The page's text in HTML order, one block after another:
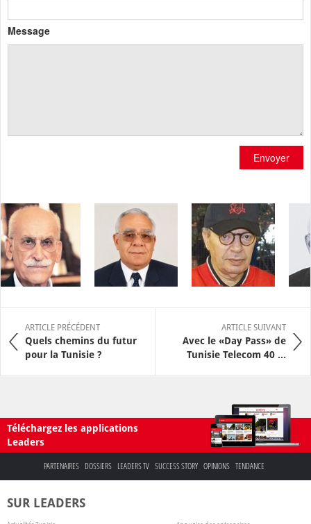
Message
Envoyer
ARTICLE PRÉCÉDENT
Quels chemins du futur
pour la Tunisie ?
ARTICLE SUIVANT
Avec le «Day Pass» de
Tunisie Telecom 40 ...
Téléchargez les applications
Leaders
PARTENAIRES DOSSIERS LEADERS TV SUCCESS STORY OPINIONS TENDANCE
SUR LEADERS